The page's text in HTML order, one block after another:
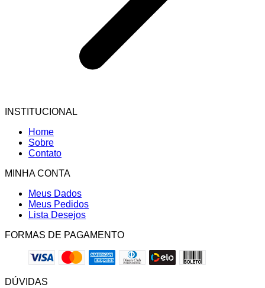
INSTITUCIONAL
Home
Sobre
Contato
MINHA CONTA
Meus Dados
Meus Pedidos
Lista Desejos
FORMAS DE PAGAMENTO
DÚVIDAS